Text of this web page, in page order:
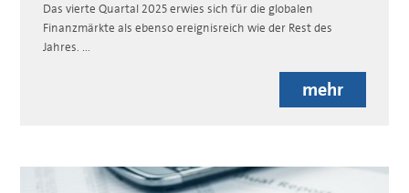
Das vierte Quartal 2025 erwies sich für die globalen
Finanzmärkte als ebenso ereignisreich wie der Rest des
Jahres. ...
mehr